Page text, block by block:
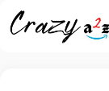
Skip
to